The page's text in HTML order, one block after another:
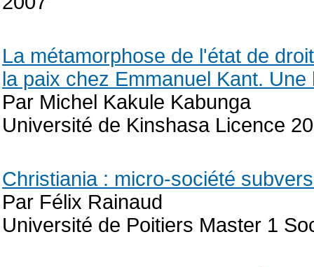
La métamorphose de l'état de
la paix chez Emmanuel Kant.
Par Michel Kakule Kabunga
Université de Kinshasa Licence
Christiania : micro-société
Par Félix Rainaud
Université de Poitiers Master 1